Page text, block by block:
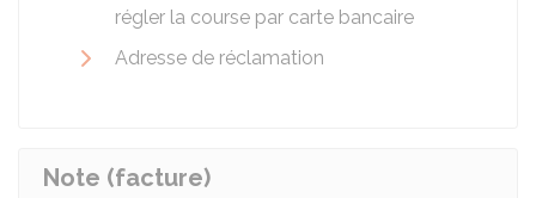
régler la course par carte bancaire
Adresse de réclamation
Note (facture)